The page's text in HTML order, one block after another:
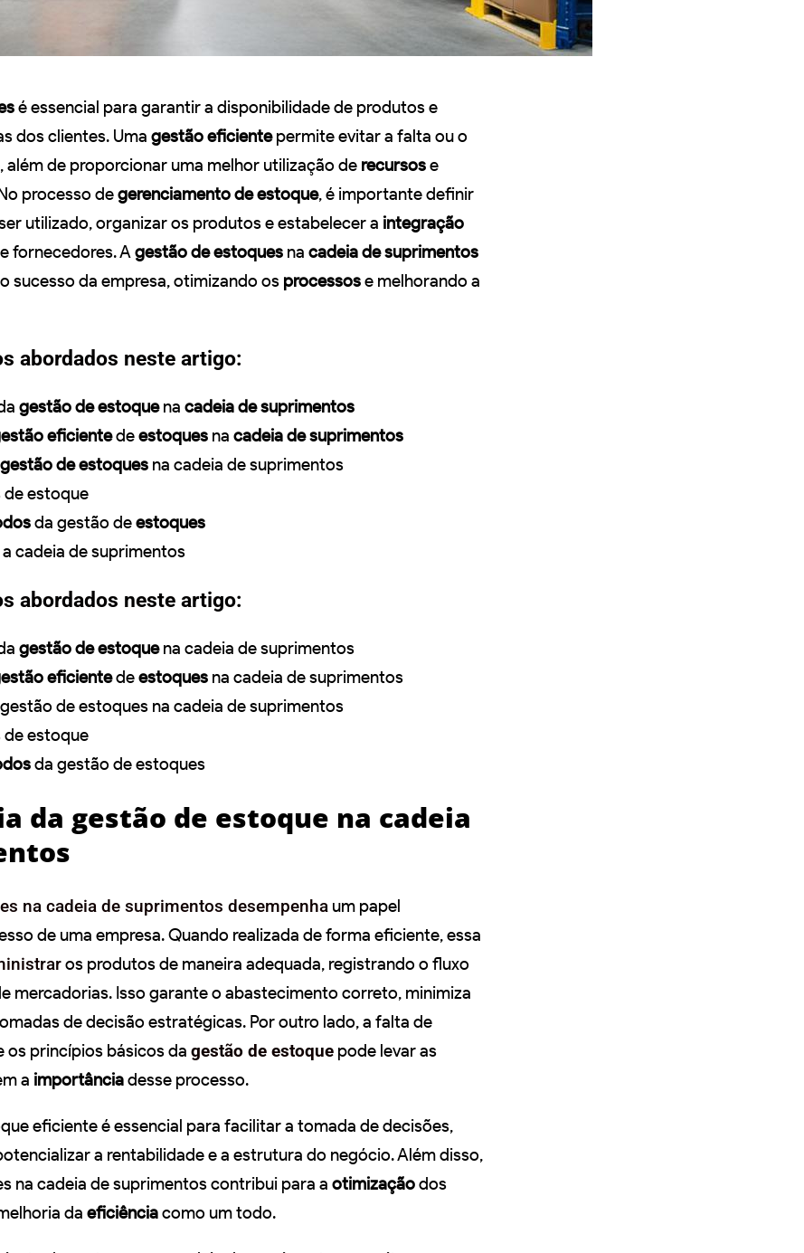
é essencial para garantir a disponibilidade de produtos e
dos clientes. Uma gestão eficientepermite evitar a falta ou o
além de proporcionar uma melhor utilização de recursose
processo degerenciamento de estoque, é importante definir
utilizado, organizar os produtos e estabelecer a integração
fornecedores. A gestão de estoques na cadeia de suprimentos
sucesso da empresa, otimizando os processose melhorando a
abordados neste artigo:
gestão de estoquena cadeia de suprimentos
eficientedeestoques na cadeia de suprimentos
gestão de estoques na cadeia de suprimentos
de estoque
da gestão deestoques
cadeia de suprimentos
abordados neste artigo:
gestão de estoquena cadeia de suprimentos
eficientedeestoques na cadeia de suprimentos
de estoques na cadeia de suprimentos
de estoque
da gestão de estoques
da gestão de estoque na cadeia
na cadeia de suprimentos desempenha um papel
de uma empresa. Quando realizada de forma eficiente, essa
os produtos de maneira adequada, registrando o fluxo
mercadorias. Isso garante o abastecimento correto, minimiza
de decisão estratégicas. Por outro lado, a falta de
os princípios básicos da gestão de estoque pode levar as
a importânciadesse processo.
eficiente é essencial para facilitar a tomada de decisões,
a rentabilidade e a estrutura do negócio. Além disso,
na cadeia de suprimentos contribui para a otimizaçãodos
da eficiênciacomo um todo.